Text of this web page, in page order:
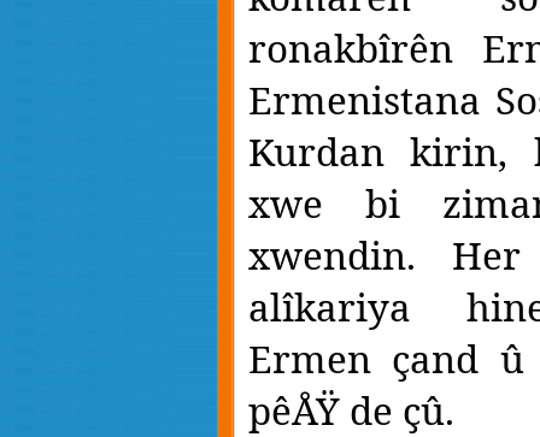
ronakbîrên
Ermenistana
Kurdan kirin,
xwe bi
xwendin.
alîkariya
Ermen çand
pêÅŸ de çû.